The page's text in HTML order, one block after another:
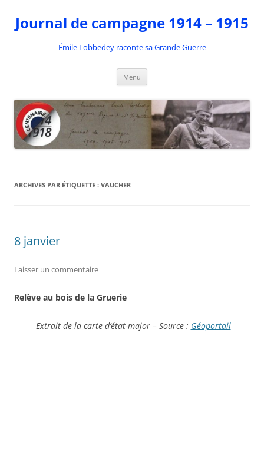
contenu
Journal de campagne 1914 – 1915
Émile Lobbedey raconte sa Grande Guerre
Menu
ARCHIVES PAR ÉTIQUETTE : VAUCHER
8 janvier
Laisser un commentaire
Relève au bois de la Gruerie
Extrait de la carte d’état-major – Source : Géoportail